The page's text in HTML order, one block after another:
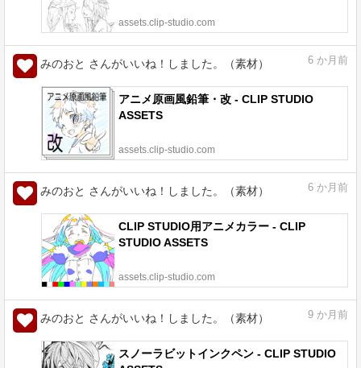
assets.clip-studio.com
みのおと さんがいいね！しました。（素材） 6 か月前
アニメ原画風鉛筆・改 - CLIP STUDIO
ASSETS
assets.clip-studio.com
みのおと さんがいいね！しました。（素材） 6 か月前
CLIP STUDIO用アニメカラー - CLIP
STUDIO ASSETS
assets.clip-studio.com
みのおと さんがいいね！しました。（素材） 9 か月前
スノーラビットインクペン - CLIP STUDIO